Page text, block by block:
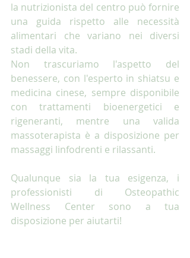
la nutrizionista del centro può fornire
una guida rispetto alle necessità
alimentari che variano nei diversi
stadi della vita.
Non trascuriamo l'aspetto del
benessere, con l'esperto in shiatsu e
medicina cinese, sempre disponibile
con trattamenti bioenergetici e
rigeneranti, mentre una valida
massoterapista è a disposizione per
massaggi linfodrenti e rilassanti.
Qualunque sia la tua esigenza, i
professionisti di Osteopathic
Wellness Center sono a tua
disposizione per aiutarti!